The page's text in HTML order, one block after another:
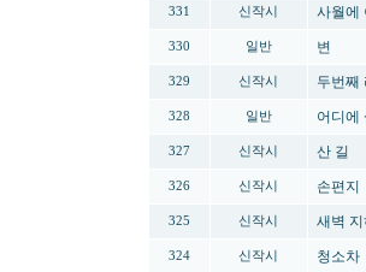
331 신작시 사월에
330 일반 변
329 신작시 두번째
328 일반 어디에
327 신작시 산 길
326 신작시 손편지
325 신작시 새벽 지
324 신작시 청소차